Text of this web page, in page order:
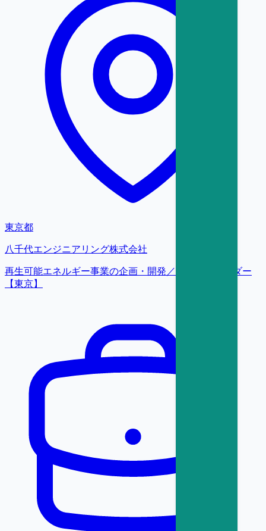
東京都
八千代エンジニアリング株式会社
再生可能エネルギー事業の企画・開発／事業開発リーダー
【東京】